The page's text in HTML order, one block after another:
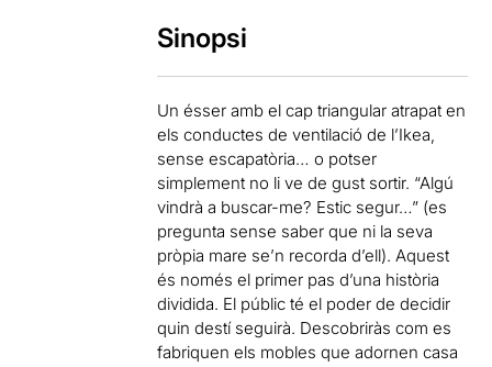
Sinopsi
Un ésser amb el cap triangular atrapat en
els conductes de ventilació de l’Ikea,
sense escapatòria… o potser
simplement no li ve de gust sortir. “Algú
vindrà a buscar-me? Estic segur…” (es
pregunta sense saber que ni la seva
pròpia mare se’n recorda d’ell). Aquest
és només el primer pas d’una història
dividida. El públic té el poder de decidir
quin destí seguirà. Descobriràs com es
fabriquen els mobles que adornen casa